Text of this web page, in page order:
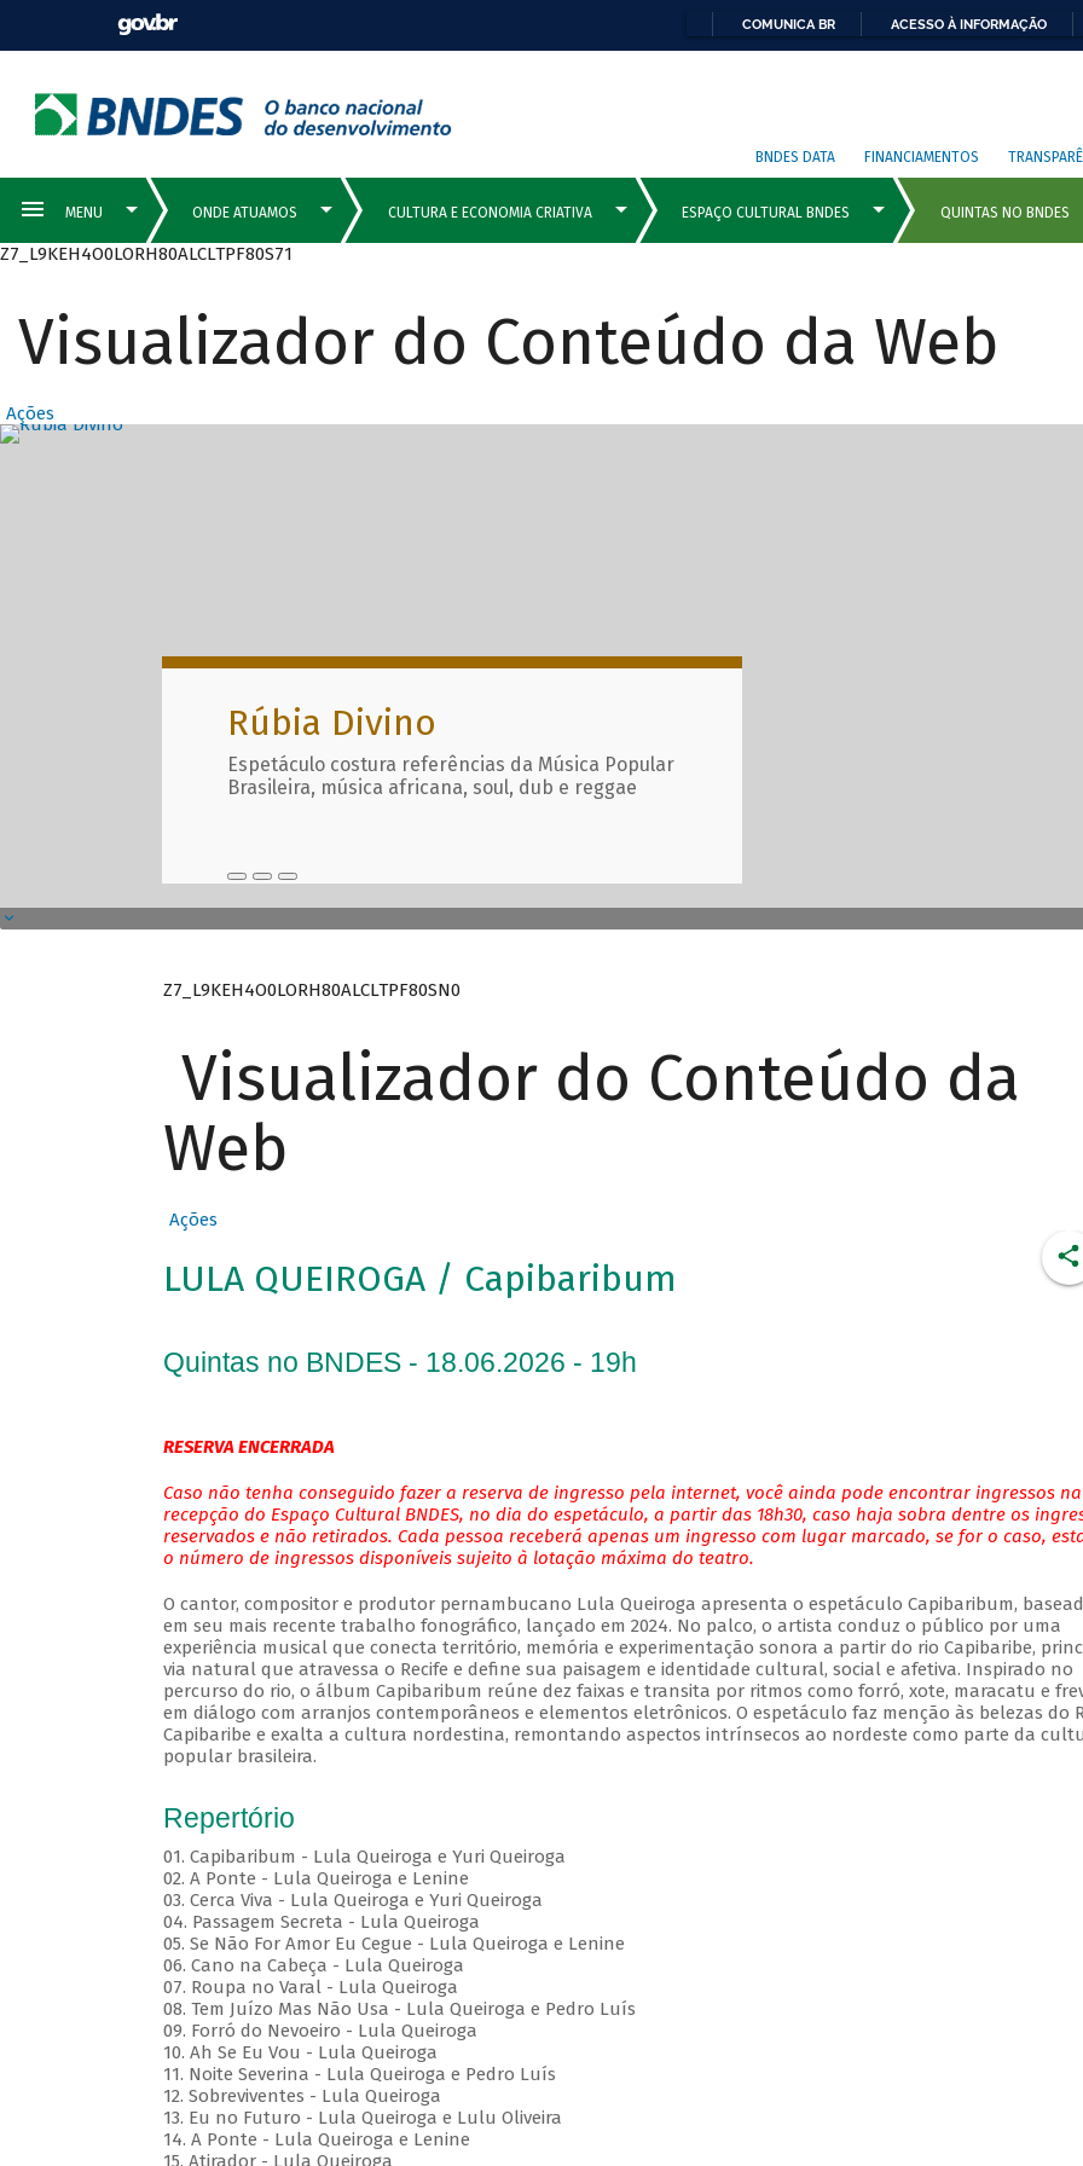
COMUNICA BR ACESSO À INFORMAÇÃO
BNDES DATA FINANCIAMENTOS
Z7_L9KEH4O0LORH80ALCLTPF80S71
Visualizador do Conteúdo da Web
Ações
Destaques Principais com
Rúbia Divino
Espetáculo costura referências da Música Popular
Brasileira, música africana, soul, dub e reggae
Z7_L9KEH4O0LORH80ALCLTPF80SN0
Visualizador do Conteúdo da
Web
Ações
LULA QUEIROGA / Capibaribum
Quintas no BNDES - 18.06.2026 - 19h
RESERVA ENCERRADA
Caso não tenha conseguido fazer a reserva de ingresso pela internet, você ainda pode encontrar ingressos na
recepção do Espaço Cultural BNDES, no dia do espetáculo, a partir das 18h30, caso haja sobra dentre os
reservados e não retirados. Cada pessoa receberá apenas um ingresso com lugar marcado, se for o caso,
o número de ingressos disponíveis sujeito à lotação máxima do teatro.
O cantor, compositor e produtor pernambucano Lula Queiroga apresenta o espetáculo Capibaribum,
em seu mais recente trabalho fonográfico, lançado em 2024. No palco, o artista conduz o público por uma
experiência musical que conecta território, memória e experimentação sonora a partir do rio Capibaribe,
via natural que atravessa o Recife e define sua paisagem e identidade cultural, social e afetiva. Inspirado no
percurso do rio, o álbum Capibaribum reúne dez faixas e transita por ritmos como forró, xote, maracatu e
em diálogo com arranjos contemporâneos e elementos eletrônicos. O espetáculo faz menção às belezas do
Capibaribe e exalta a cultura nordestina, remontando aspectos intrínsecos ao nordeste como parte da
popular brasileira.
Repertório
01. Capibaribum - Lula Queiroga e Yuri Queiroga
02. A Ponte - Lula Queiroga e Lenine
03. Cerca Viva - Lula Queiroga e Yuri Queiroga
04. Passagem Secreta - Lula Queiroga
05. Se Não For Amor Eu Cegue - Lula Queiroga e Lenine
06. Cano na Cabeça - Lula Queiroga
07. Roupa no Varal - Lula Queiroga
08. Tem Juízo Mas Não Usa - Lula Queiroga e Pedro Luís
09. Forró do Nevoeiro - Lula Queiroga
10. Ah Se Eu Vou - Lula Queiroga
11. Noite Severina - Lula Queiroga e Pedro Luís
12. Sobreviventes - Lula Queiroga
13. Eu no Futuro - Lula Queiroga e Lulu Oliveira
14. A Ponte - Lula Queiroga e Lenine